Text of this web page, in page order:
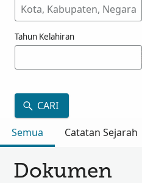
Tahun Kelahiran
CARI
Semua
Catatan Sejarah
Dokumen